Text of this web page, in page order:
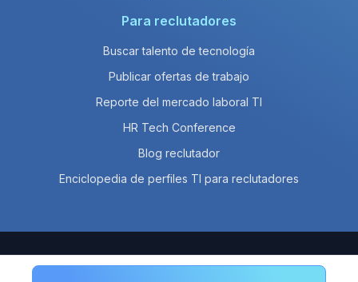
Para reclutadores
Buscar talento de tecnología
Publicar ofertas de trabajo
Reporte del mercado laboral TI
HR Tech Conference
Blog reclutador
Enciclopedia de perfiles TI para reclutadores
© 2026 Empleos en Línea SAPI de CV